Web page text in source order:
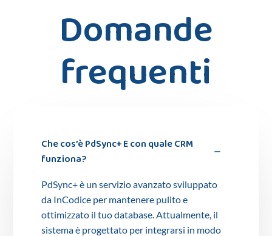
Domande
frequenti
Che cos’è PdSync+ E con quale CRM
funziona?
PdSync+ è un servizio avanzato sviluppato
da InCodice per mantenere pulito e
ottimizzato il tuo database. Attualmente, il
sistema è progettato per integrarsi in modo